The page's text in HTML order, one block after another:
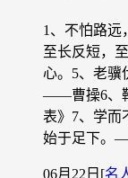
1、不怕路远
至长反短，
心。5、老骥
——曹操6、
表》7、学而
始于足下。
06月22日 [名